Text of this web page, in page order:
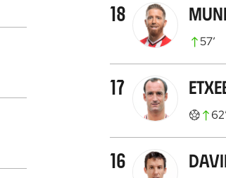
18
57’
17
62’
16